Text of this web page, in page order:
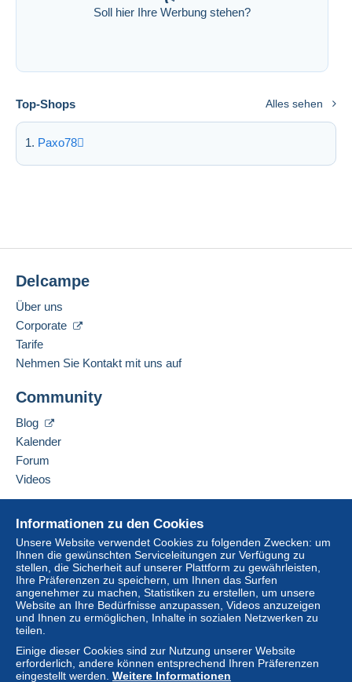
Soll hier Ihre Werbung stehen?
Top-Shops Alles sehen
Paxo78
Informationen zu den Cookies
Unsere Website verwendet Cookies zu folgenden Zwecken: um
Ihnen die gewünschten Serviceleitungen zur Verfügung zu
stellen, die Sicherheit auf unserer Plattform zu gewährleisten,
Ihre Präferenzen zu speichern, um Ihnen das Surfen
angenehmer zu machen, Statistiken zu erstellen, um unsere
Website an Ihre Bedürfnisse anzupassen, Videos anzuzeigen
und Ihnen zu ermöglichen, Inhalte in sozialen Netzwerken zu
teilen.
Einige dieser Cookies sind zur Nutzung unserer Website
erforderlich, andere können entsprechend Ihren Präferenzen
eingestellt werden. Weitere Informationen
Delcampe
Über uns
Corporate
Tarife
Nehmen Sie Kontakt mit uns auf
Community
Blog
Kalender
Forum
Videos
Online-Hilfe
Auf Delcampe kaufen
Auf Delcampe verkaufen
Eine sichere Website